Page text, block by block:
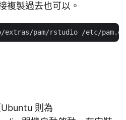
複製過去也可以。
則為